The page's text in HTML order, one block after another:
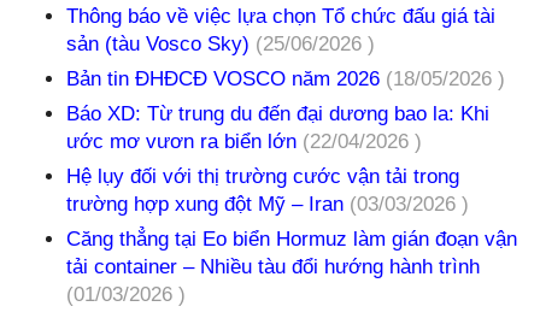
Thông báo về việc lựa chọn Tổ chức đấu giá tài
sản (tàu Vosco Sky) (25/06/2026 )
Bản tin ĐHĐCĐ VOSCO năm 2026 (18/05/2026 )
Báo XD: Từ trung du đến đại dương bao la: Khi
ước mơ vươn ra biển lớn (22/04/2026 )
Hệ lụy đối với thị trường cước vận tải trong
trường hợp xung đột Mỹ – Iran (03/03/2026 )
Căng thẳng tại Eo biển Hormuz làm gián đoạn vận
tải container – Nhiều tàu đổi hướng hành trình
(01/03/2026 )